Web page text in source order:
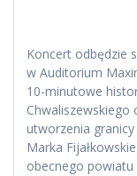
Koncert odbędzie
w Auditorium
10-minutowe
Chwaliszewskiego
utworzenia
Marka
obecnego powiatu